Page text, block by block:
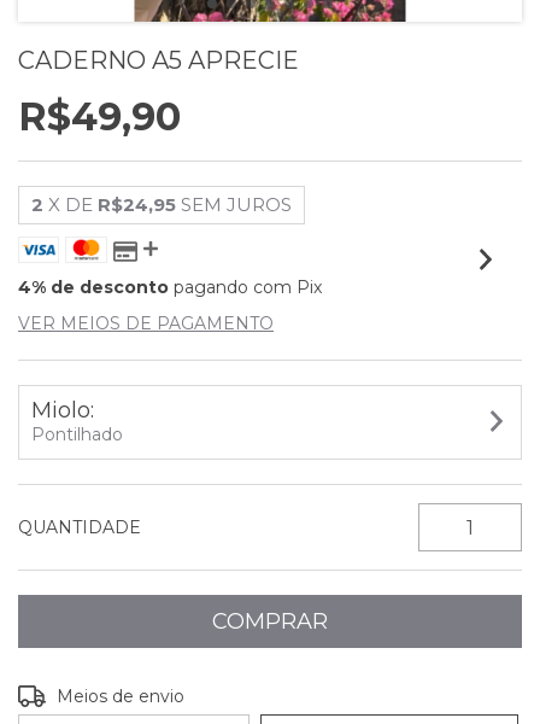
CADERNO A5 APRECIE
R$49,90
2 X DE R$24,95 SEM JUROS
4% de desconto pagando com Pix
VER MEIOS DE PAGAMENTO
Miolo:
Pontilhado
QUANTIDADE
Entregas para o CEP:
Meios de envio